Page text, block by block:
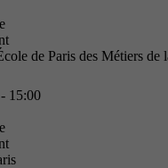
de Paris des Métiers de
15:00